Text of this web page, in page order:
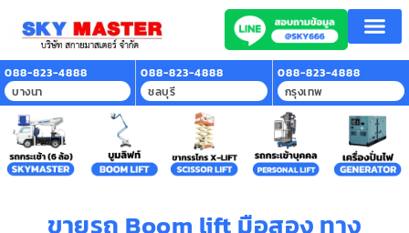
088-823-4888
บางนา
088-823-4888
ชลบุรี
088-823-4888
กรุงเทพ
ขายรถ Boom lift มือสอง ทาง